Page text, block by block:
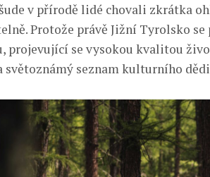
v přírodě lidé chovali zkrátka
Protože právě Jižní Tyrolsko
projevující se vysokou kvalitou
seznam kulturního